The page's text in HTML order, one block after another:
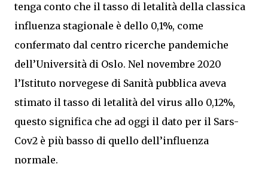
tenga conto che il tasso di letalità della classica
influenza stagionale è dello 0,1%, come
confermato dal centro ricerche pandemiche
dell’Università di Oslo. Nel novembre 2020
l’Istituto norvegese di Sanità pubblica aveva
stimato il tasso di letalità del virus allo 0,12%,
questo significa che ad oggi il dato per il Sars-
Cov2 è più basso di quello dell’influenza
normale.